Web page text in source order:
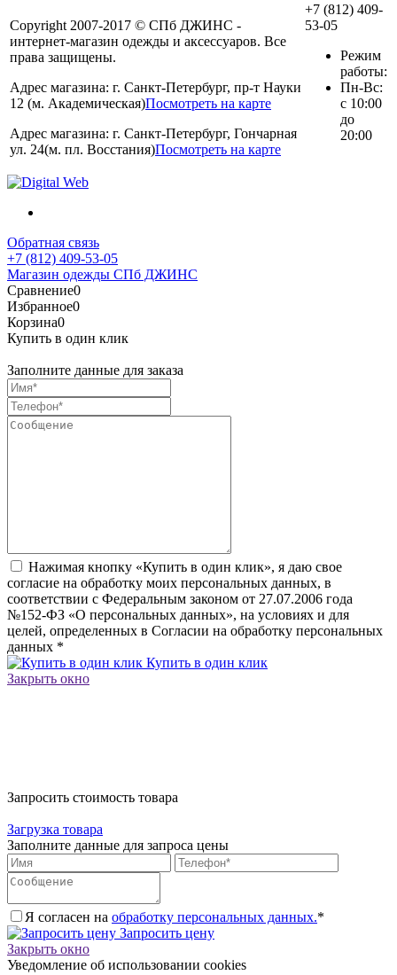
Copyright 2007-2017 © СПб ДЖИНС -
интернет-магазин одежды и аксессуаров. Все
права защищены.
Адрес магазина: г. Санкт-Петербург, пр-т Науки
12 (м. Академическая)Посмотреть на карте
Адрес магазина: г. Санкт-Петербург, Гончарная
ул. 24(м. пл. Восстания)Посмотреть на карте
+7 (812) 409-
53-05
Режим
работы:
Пн-Вс:
с 10:00
до
20:00
Обратная связь
+7 (812) 409-53-05
Магазин одежды СПб ДЖИНС
Сравнение0
Избранное0
Корзина0
Купить в один клик
Заполните данные для заказа
Нажимая кнопку «Купить в один клик», я даю свое
согласие на обработку моих персональных данных, в
соответствии с Федеральным законом от 27.07.2006 года
№152-ФЗ «О персональных данных», на условиях и для
целей, определенных в Согласии на обработку персональных
данных *
Купить в один клик
Закрыть окно
Запросить стоимость товара
Загрузка товара
Заполните данные для запроса цены
Я согласен на обработку персональных данных.*
Запросить цену
Закрыть окно
Уведомление об использовании cookies